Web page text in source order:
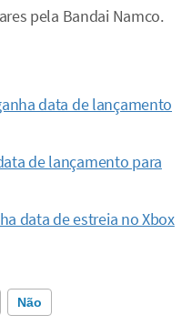
pela Bandai Namco.
data de lançamento
de lançamento para
data de estreia no Xbox
Não